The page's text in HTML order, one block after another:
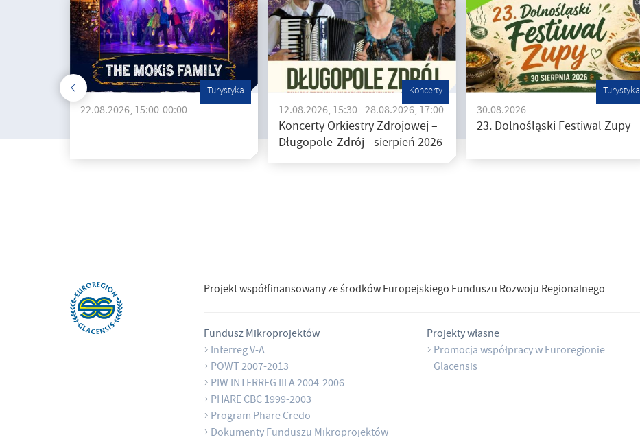
Turystyka
22.08.2026, 15:00-00:00
Koncerty
12.08.2026, 15:30 - 28.08.2026, 17:00
Koncerty Orkiestry Zdrojowej –
Długopole-Zdrój - sierpień 2026
Turystyka
30.08.2026
23. Dolnośląski Festiwal Zupy
Projekt współfinansowany ze środków Europejskiego Funduszu Rozwoju Regionalnego
Fundusz Mikroprojektów
Interreg V-A
POWT 2007-2013
PIW INTERREG III A 2004-2006
PHARE CBC 1999-2003
Program Phare Credo
Dokumenty Funduszu Mikroprojektów
Projekty własne
Promocja współpracy w Euroregionie
Glacensis